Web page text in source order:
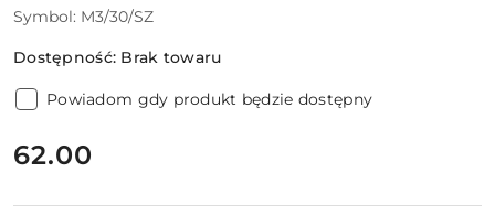
Symbol: M3/30/SZ
Dostępność: Brak towaru
Powiadom gdy produkt będzie dostępny
cena:
62.00